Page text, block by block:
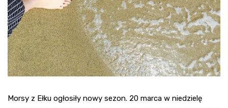
Morsy z Ełku ogłosiły nowy sezon. 20 marca w niedzielę